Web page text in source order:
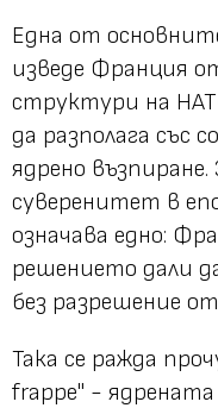
Една от
изведе Франция
структури на
да разполага със
ядрено
суверенитет в
означава едно:
решението дали
без разрешение
Така се ражда
frappe" -